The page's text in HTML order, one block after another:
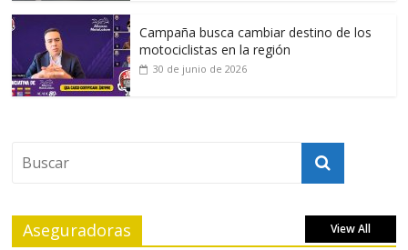
Campaña busca cambiar destino de los
motociclistas en la región
30 de junio de 2026
Aseguradoras View All